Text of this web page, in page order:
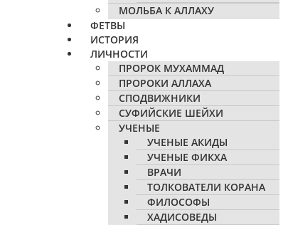
МОЛЬБА К АЛЛАХУ
ФЕТВЫ
ИСТОРИЯ
ЛИЧНОСТИ
ПРОРОК МУХАММАД
ПРОРОКИ АЛЛАХА
СПОДВИЖНИКИ
СУФИЙСКИЕ ШЕЙХИ
УЧЕНЫЕ
УЧЕНЫЕ АКИДЫ
УЧЕНЫЕ ФИКХА
ВРАЧИ
ТОЛКОВАТЕЛИ КОРАНА
ФИЛОСОФЫ
ХАДИСОВЕДЫ